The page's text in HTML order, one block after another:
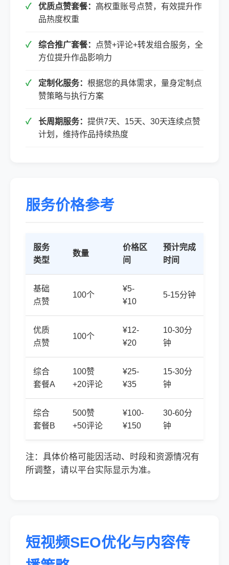
优质点赞套餐： 高权重账号点赞，有效提升作
品热度权重
综合推广套餐：
点赞+评论+转发组合服务，全
方位提升作品影响力
定制化服务： 根据您的具体需求，量身定制点
赞策略与执行方案
长周期服务： 提供7天、15天、30天连续点赞
计划，维持作品持续热度
服务价格参考
服务
类型
数量
价格区
间
预计完成
时间
基础
点赞
100个
¥5-
¥10
5-15分钟
优质
点赞
100个
¥12-
¥20
10-30分
钟
综合
套餐A
100赞
+20评论
¥25-
¥35
15-30分
钟
综合
套餐B
500赞
+50评论
¥100-
¥150
30-60分
钟
注：具体价格可能因活动、时段和资源情况有
所调整，请以平台实际显示为准。
短视频SEO优化与内容传